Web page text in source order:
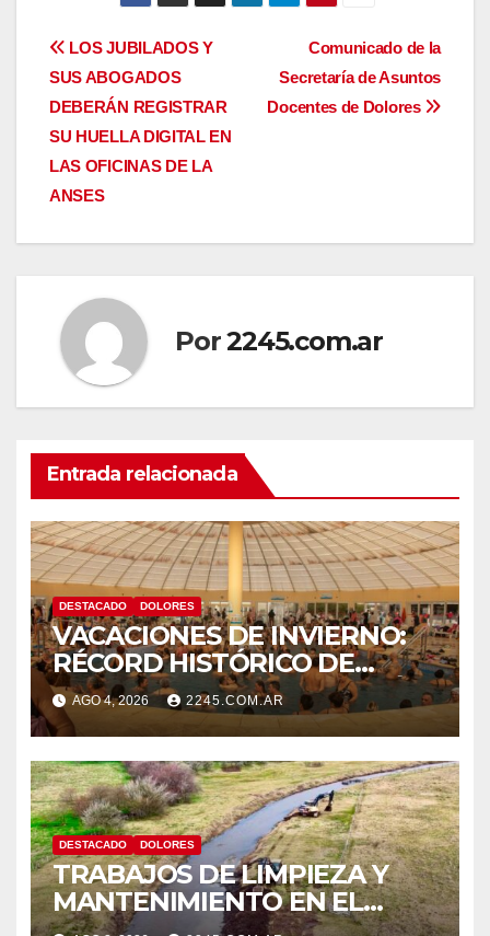
Navegación
de
entradas
Comunicado de la
Secretaría de Asuntos
Docentes de Dolores
LOS JUBILADOS Y
SUS ABOGADOS
DEBERÁN REGISTRAR
SU HUELLA DIGITAL EN
LAS OFICINAS DE LA
ANSES
Por2245.com.ar
Entrada relacionada
DESTACADO DOLORES
VACACIONES DE INVIERNO:
RÉCORD HISTÓRICO DE
VISITANTES Y RECAUDACIÓN
EN EL PARQUE TERMAL DE
DOLORES
AGO 4, 2026 2245.COM.AR
DESTACADO DOLORES
TRABAJOS DE LIMPIEZA Y
MANTENIMIENTO EN EL
CANAL LA PICASA